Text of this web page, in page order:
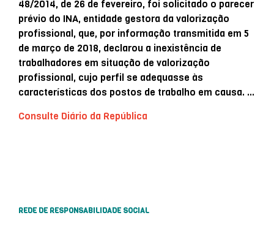
48/2014, de 26 de fevereiro, foi solicitado o parecer
prévio do INA, entidade gestora da valorização
profissional, que, por informação transmitida em 5
de março de 2018, declarou a inexistência de
trabalhadores em situação de valorização
profissional, cujo perfil se adequasse às
características dos postos de trabalho em causa. …
Consulte Diário da República
REDE DE RESPONSABILIDADE SOCIAL